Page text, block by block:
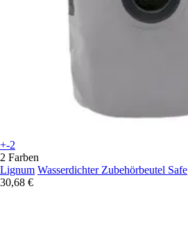
+-2
2 Farben
Lignum Wasserdichter Zubehörbeutel Safe
30,68 €